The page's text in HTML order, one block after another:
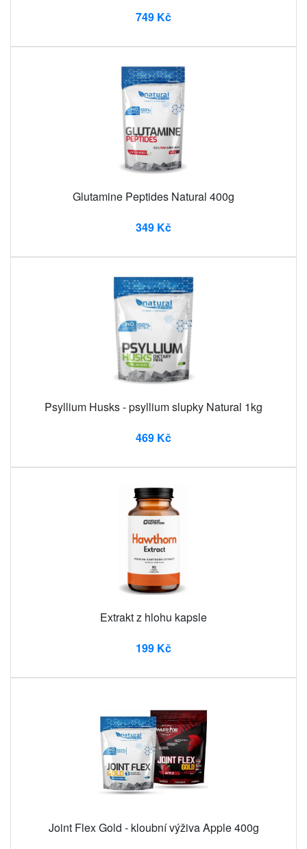
749 Kč
Glutamine Peptides Natural 400g
349 Kč
Psyllium Husks - psyllium slupky Natural 1kg
469 Kč
Extrakt z hlohu kapsle
199 Kč
Joint Flex Gold - kloubní výživa Apple 400g